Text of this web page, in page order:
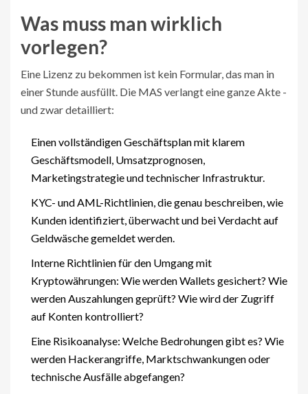
Was muss man wirklich
vorlegen?
Eine Lizenz zu bekommen ist kein Formular, das man in
einer Stunde ausfüllt. Die MAS verlangt eine ganze Akte -
und zwar detailliert:
Einen vollständigen Geschäftsplan mit klarem
Geschäftsmodell, Umsatzprognosen,
Marketingstrategie und technischer Infrastruktur.
KYC- und AML-Richtlinien, die genau beschreiben, wie
Kunden identifiziert, überwacht und bei Verdacht auf
Geldwäsche gemeldet werden.
Interne Richtlinien für den Umgang mit
Kryptowährungen: Wie werden Wallets gesichert? Wie
werden Auszahlungen geprüft? Wie wird der Zugriff
auf Konten kontrolliert?
Eine Risikoanalyse: Welche Bedrohungen gibt es? Wie
werden Hackerangriffe, Marktschwankungen oder
technische Ausfälle abgefangen?